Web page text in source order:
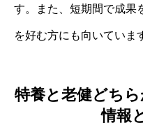
す。また、短期間で成果
を好む方にも向いていま
特養と老健どち
情報